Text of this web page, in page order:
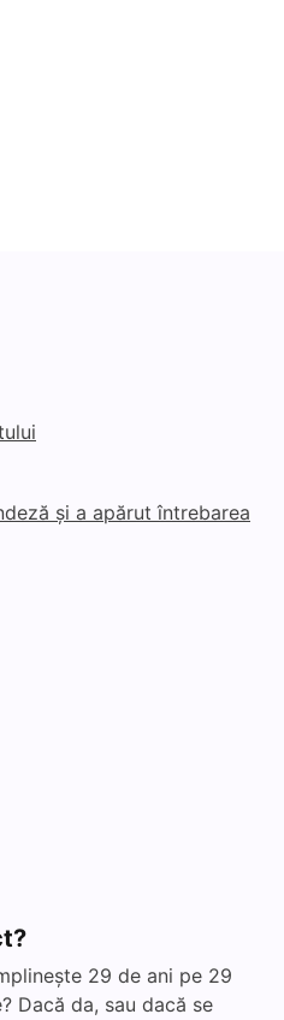
și a apărut întrebarea
29 de ani pe 29
Dacă da, sau dacă se